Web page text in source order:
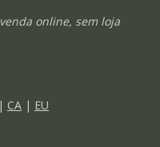
online, sem loja
CA| EU